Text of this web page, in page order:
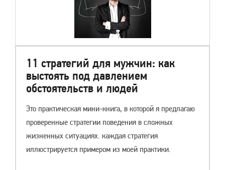
11 стратегий для мужчин: как
выстоять под давлением
обстоятельств и людей
Это практическая мини-книга, в которой я предлагаю
проверенные стратегии поведения в сложных
жизненных ситуациях. каждая стратегия
иллюстрируется примером из моей практики.